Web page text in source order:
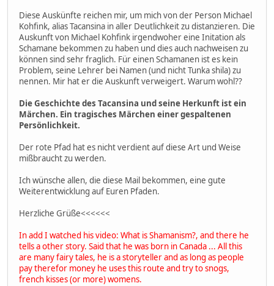
Diese Auskünfte reichen mir, um mich von der Person Michael
Kohfink, alias Tacansina in aller Deutlichkeit zu distanzieren. Die
Auskunft von Michael Kohfink irgendwoher eine Initation als
Schamane bekommen zu haben und dies auch nachweisen zu
können sind sehr fraglich. Für einen Schamanen ist es kein
Problem, seine Lehrer bei Namen (und nicht Tunka shila) zu
nennen. Mir hat er die Auskunft verweigert. Warum wohl??
Die Geschichte des Tacansina und seine Herkunft ist ein
Märchen. Ein tragisches Märchen einer gespaltenen
Persönlichkeit.
Der rote Pfad hat es nicht verdient auf diese Art und Weise
mißbraucht zu werden.
Ich wünsche allen, die diese Mail bekommen, eine gute
Weiterentwicklung auf Euren Pfaden.
Herzliche Grüße<<<<<<
In add I watched his video: What is Shamanism?, and there he
tells a other story. Said that he was born in Canada ... All this
are many fairy tales, he is a storyteller and as long as people
pay therefor money he uses this route and try to snogs,
french kisses (or more) womens.